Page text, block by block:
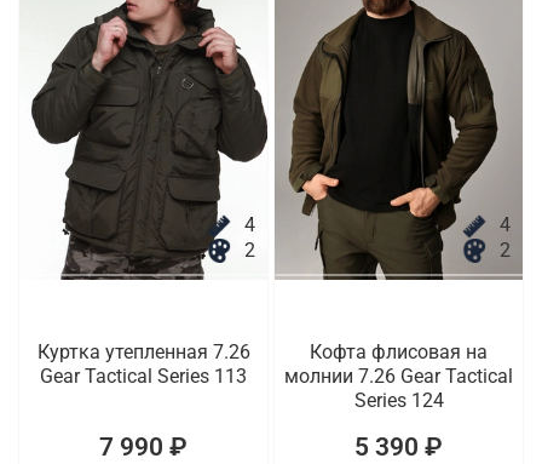
4
2
Куртка утепленная 7.26
Gear Tactical Series 113
7 990 ₽
4
2
Кофта флисовая на
молнии 7.26 Gear Tactical
Series 124
5 390 ₽